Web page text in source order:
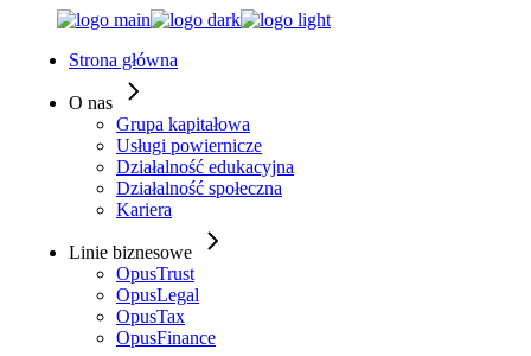
Strona główna
O nas
Grupa kapitałowa
Usługi powiernicze
Działalność edukacyjna
Działalność społeczna
Kariera
Linie biznesowe
OpusTrust
OpusLegal
OpusTax
OpusFinance